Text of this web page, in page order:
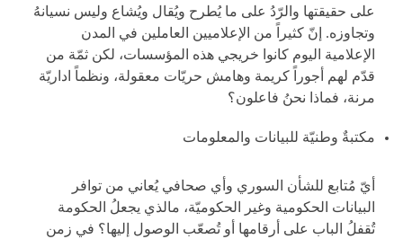
على حقيقتها والرّدُ على ما يُطرح ويُقال ويُشاع وليس نسيانهُ
وتجاوزه. إنّ كثيراً من الإعلاميين العاملين في المدن
الإعلامية اليوم كانوا خريجي هذه المؤسسات، لكن ثمّة من
قدّم لهم أجوراً كريمة وهامش حريّات معقولة، ونظماً اداريّة
مرنة، فماذا نحنُ فاعلون؟
مكتبةٌ وطنيّة للبيانات والمعلومات
أيّ مُتابع للشأن السوري وأي صحافي يُعاني من توافر
البيانات الحكومية وغير الحكوميّة، مالذي يجعلُ الحكومة
تُقفلُ الباب على أرقامها أو تُصعّب الوصول إليها؟ في زمن